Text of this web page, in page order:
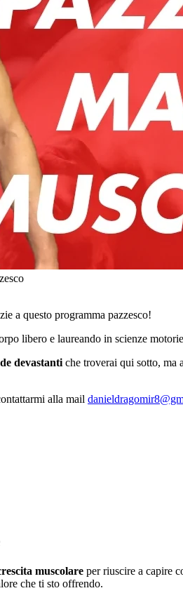
a questo programma pazzesco!
libero e laureando in scienze
devastanti che troverai qui sotto, ma
alla mail
muscolare per riuscire a capire
che ti sto offrendo.